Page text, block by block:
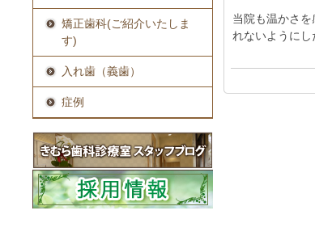
矯正歯科(ご紹介いたしま
す)
入れ歯（義歯）
症例
当院も温かさ
れないようにし